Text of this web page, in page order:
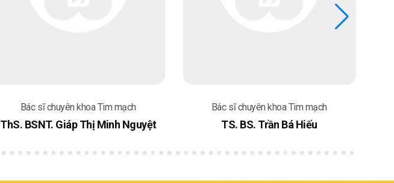
Bác sĩ chuyên khoa Tim mạch
ThS. BSNT. Giáp Thị Minh Nguyệt
Bác sĩ chuyên khoa Tim mạch
TS. BS. Trần Bá Hiếu